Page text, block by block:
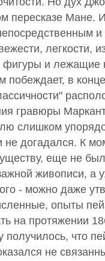
пересказе Мане.
легкости,
фигуры и лежащие
побеждает, в
гравюры
слишком
не догадался. К
еще не
живописи, а
- можно даже
опыты
на протяжении
получилось, что
не